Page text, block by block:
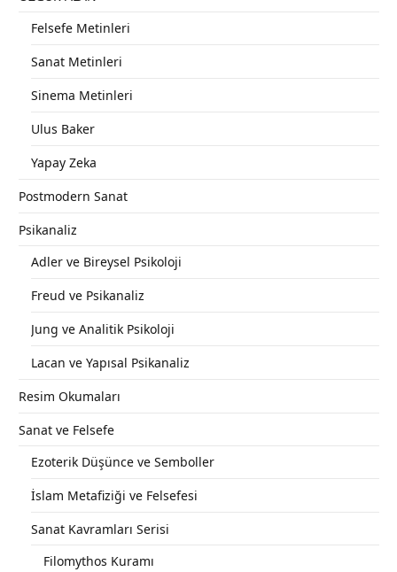
Felsefe Metinleri
Sanat Metinleri
Sinema Metinleri
Ulus Baker
Yapay Zeka
Postmodern Sanat
Psikanaliz
Adler ve Bireysel Psikoloji
Freud ve Psikanaliz
Jung ve Analitik Psikoloji
Lacan ve Yapısal Psikanaliz
Resim Okumaları
Sanat ve Felsefe
Ezoterik Düşünce ve Semboller
İslam Metafiziği ve Felsefesi
Sanat Kavramları Serisi
Filomythos Kuramı